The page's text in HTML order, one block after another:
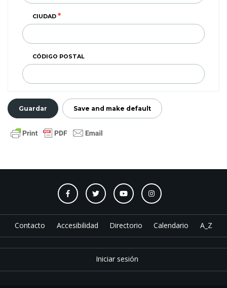
LINEA)
CIUDAD
CÓDIGO POSTAL
Contacto Accesibilidad Directorio Calendario A_Z
Iniciar sesión